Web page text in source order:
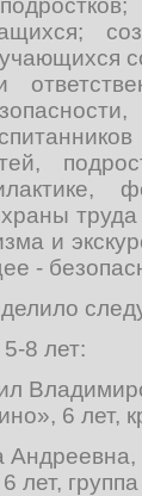
и
-
8 лет:
6 лет,
лет,